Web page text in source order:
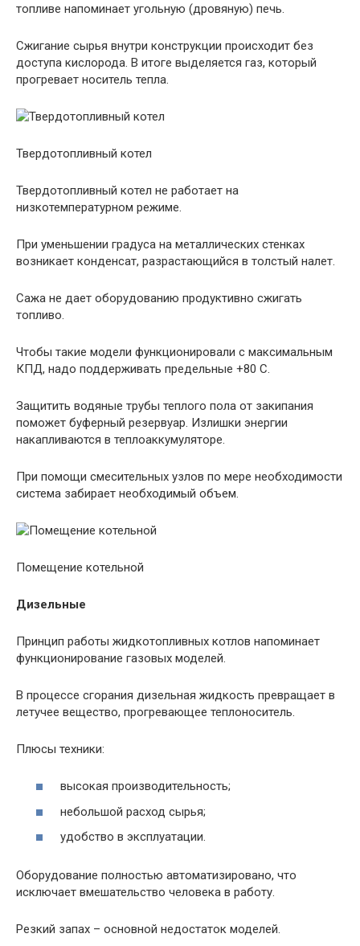
топливе напоминает угольную (дровяную) печь.
Сжигание сырья внутри конструкции происходит без
доступа кислорода. В итоге выделяется газ, который
прогревает носитель тепла.
Твердотопливный котел
Твердотопливный котел не работает на
низкотемпературном режиме.
При уменьшении градуса на металлических стенках
возникает конденсат, разрастающийся в толстый налет.
Сажа не дает оборудованию продуктивно сжигать
топливо.
Чтобы такие модели функционировали с максимальным
КПД, надо поддерживать предельные +80 С.
Защитить водяные трубы теплого пола от закипания
поможет буферный резервуар. Излишки энергии
накапливаются в теплоаккумуляторе.
При помощи смесительных узлов по мере необходимости
система забирает необходимый объем.
Помещение котельной
Дизельные
Принцип работы жидкотопливных котлов напоминает
функционирование газовых моделей.
В процессе сгорания дизельная жидкость превращает в
летучее вещество, прогревающее теплоноситель.
Плюсы техники:
высокая производительность;
небольшой расход сырья;
удобство в эксплуатации.
Оборудование полностью автоматизировано, что
исключает вмешательство человека в работу.
Резкий запах – основной недостаток моделей.